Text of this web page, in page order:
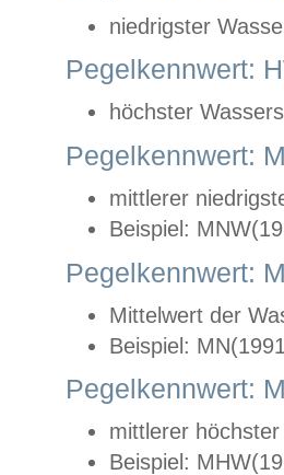
niedrigster
Pegelkennwert:
höchster
Pegelkennwert:
mittlerer
Beispiel:
Pegelkennwert:
Mittelwert der
Beispiel:
Pegelkennwert:
mittlerer
Beispiel: